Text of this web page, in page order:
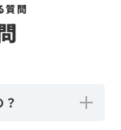
質問